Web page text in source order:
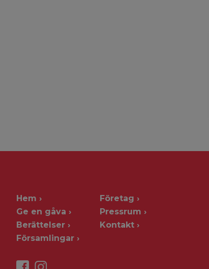
Hem
Ge en gåva
Berättelser
Församlingar
Företag
Pressrum
Kontakt